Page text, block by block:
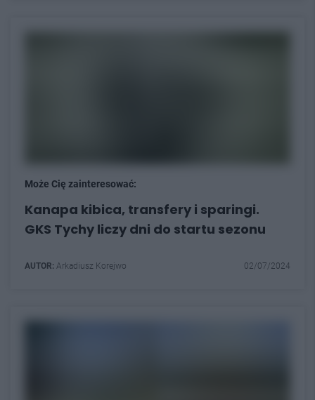
Może Cię zainteresować:
Kanapa kibica, transfery i sparingi.
GKS Tychy liczy dni do startu sezonu
AUTOR: Arkadiusz Korejwo 02/07/2024